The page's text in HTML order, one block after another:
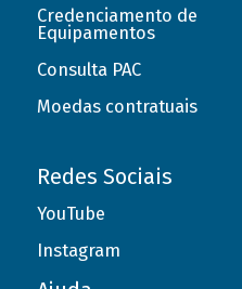
Credenciamento de
Equipamentos
Consulta PAC
Moedas contratuais
Redes Sociais
YouTube
Instagram